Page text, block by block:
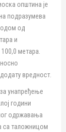
општина је
подразумева
од
и
метара.
вредност.
унапређење
години
одржавања
са таложницом